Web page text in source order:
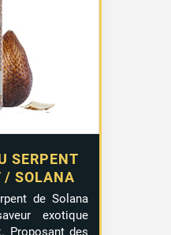
SERPENT
/ SOLANA
de Solana
exotique
Proposant des